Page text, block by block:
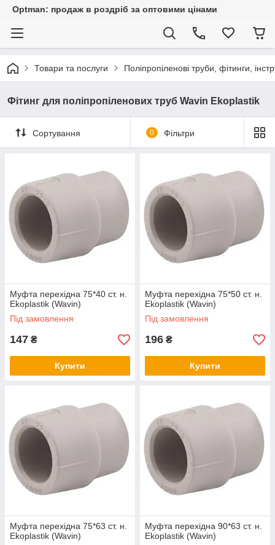
Optman: продаж в роздріб за оптовими цінами
Товари та послуги Поліпропіленові труби, фітинги,
Фітинг для поліпропіленових труб Wavin Ekoplastik
Сортування 0 Фільтри
Муфта перехідна 75*40 ст. н.
Ekoplastik (Wavin)
Під замовлення
147 ₴
Купити
Муфта перехідна 75*50 ст. н.
Ekoplastik (Wavin)
Під замовлення
196 ₴
Купити
Муфта перехідна 75*63 ст. н.
Ekoplastik (Wavin)
Муфта перехідна 90*63 ст. н.
Ekoplastik (Wavin)